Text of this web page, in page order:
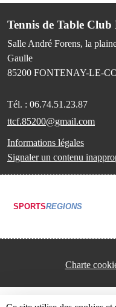
Tennis de Table Club
Salle André Forens, la
Gaulle
85200 FONTENAY-LE-
Tél. : 06.74.51.23.87
ttcf.85200@gmail.com
Informations légales
Signaler un contenu
SPORTSREGIONS
Charte